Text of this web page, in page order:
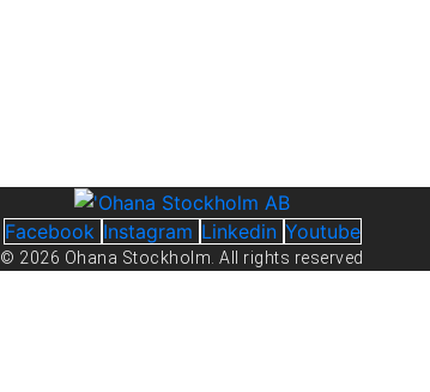
Facebook Instagram Linkedin Youtube
© 2026 Ohana Stockholm. All rights reserved